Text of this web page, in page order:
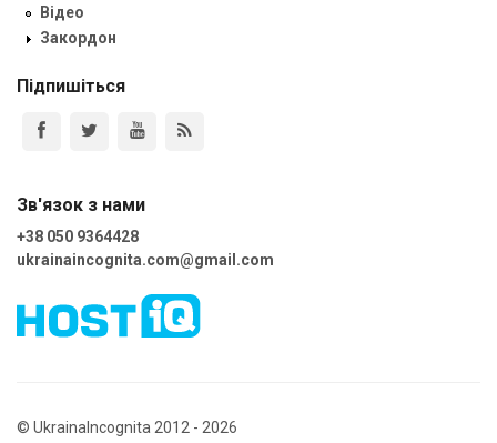
Відео
Закордон
Підпишіться
Зв'язок з нами
+38 050 9364428
ukrainaincognita.com@gmail.com
© UkrainaIncognita 2012 - 2026